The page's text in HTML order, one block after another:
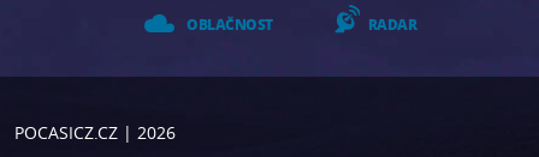
OBLAČNOST RADAR
POCASICZ.CZ| 2026